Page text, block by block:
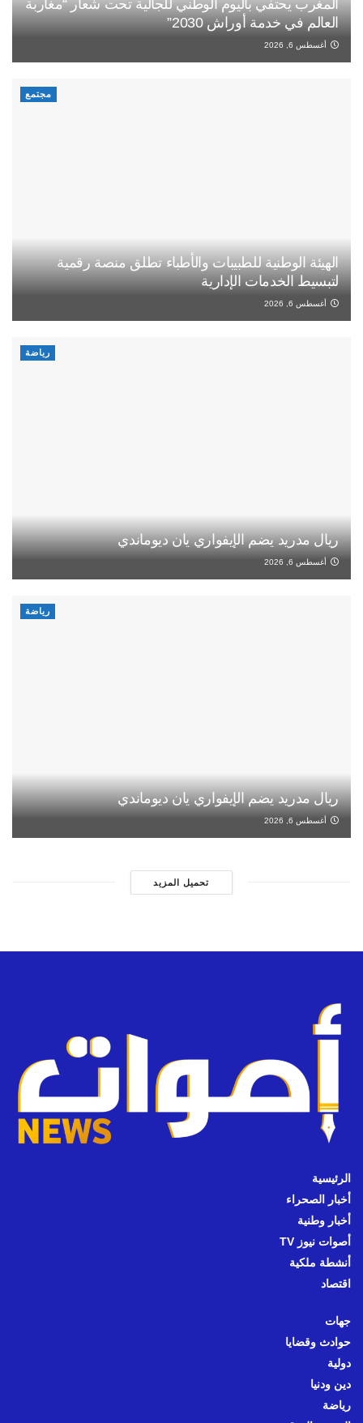
المغرب يحتفي باليوم الوطني للجالية تحت شعار “مغاربة
العالم في خدمة أوراش 2030”
أغسطس 6, 2026
مجتمع
الهيئة الوطنية للطبيبات والأطباء تطلق منصة رقمية
لتبسيط الخدمات الإدارية
أغسطس 6, 2026
رياضة
ريال مدريد يضم الإيفواري يان ديوماندي
أغسطس 6, 2026
رياضة
ريال مدريد يضم الإيفواري يان ديوماندي
أغسطس 6, 2026
تحميل المزيد
الرئيسية
أخبار الصحراء
أخبار وطنية
أصوات نيوز TV
أنشطة ملكية
اقتصاد
جهات
حوادث وقضايا
دولية
دين ودنيا
رياضة